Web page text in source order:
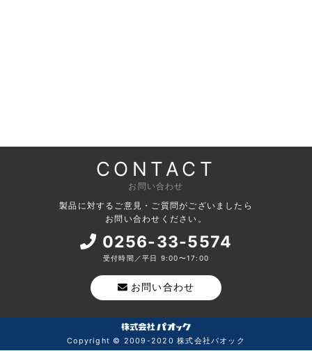
CONTACT
お問い合わせ
製品に対するご意見・ご質問がございましたら
お問い合わせください。
0256-33-5574
受付時間／平日 9:00〜17:00
お問い合わせ
Copyright © 2009-2020 株式会社パオック